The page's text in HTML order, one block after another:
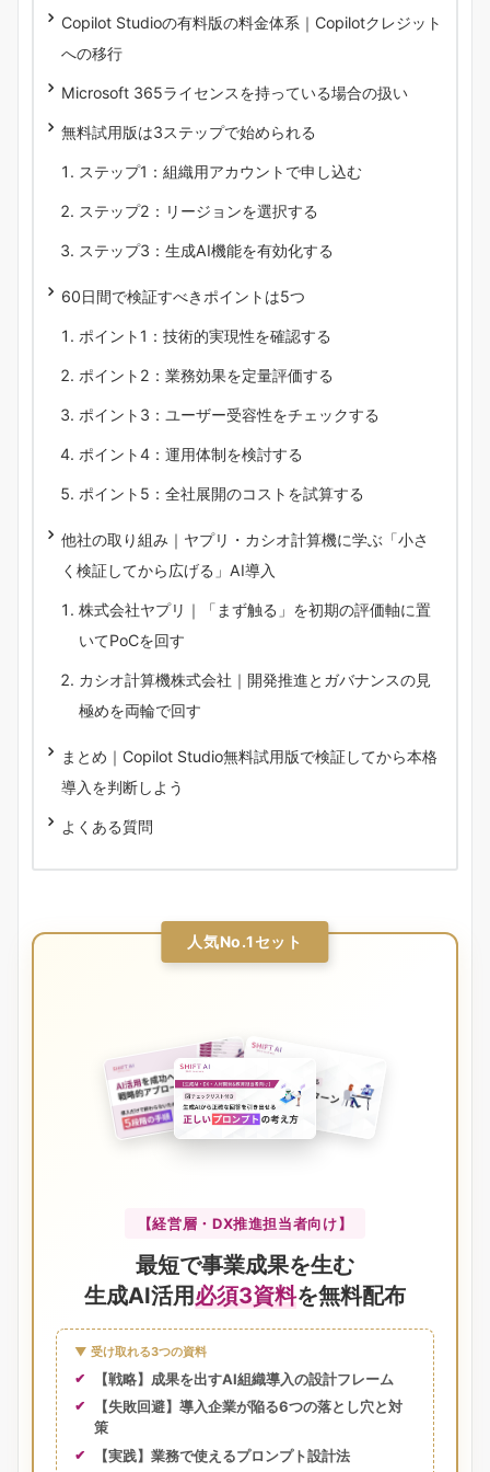
Copilot Studioの有料版の料金体系｜Copilotクレジット
への移行
Microsoft 365ライセンスを持っている場合の扱い
無料試用版は3ステップで始められる
ステップ1：組織用アカウントで申し込む
ステップ2：リージョンを選択する
ステップ3：生成AI機能を有効化する
60日間で検証すべきポイントは5つ
ポイント1：技術的実現性を確認する
ポイント2：業務効果を定量評価する
ポイント3：ユーザー受容性をチェックする
ポイント4：運用体制を検討する
ポイント5：全社展開のコストを試算する
他社の取り組み｜ヤプリ・カシオ計算機に学ぶ「小さ
く検証してから広げる」AI導入
株式会社ヤプリ｜「まず触る」を初期の評価軸に置
いてPoCを回す
カシオ計算機株式会社｜開発推進とガバナンスの見
極めを両輪で回す
まとめ｜Copilot Studio無料試用版で検証してから本格
導入を判断しよう
よくある質問
人気No.1セット
【経営層・DX推進担当者向け】
最短で事業成果を生む
生成AI活用必須3資料を無料配布
▼ 受け取れる3つの資料
【戦略】成果を出すAI組織導入の設計フレーム
【失敗回避】導入企業が陥る6つの落とし穴と対
策
【実践】業務で使えるプロンプト設計法